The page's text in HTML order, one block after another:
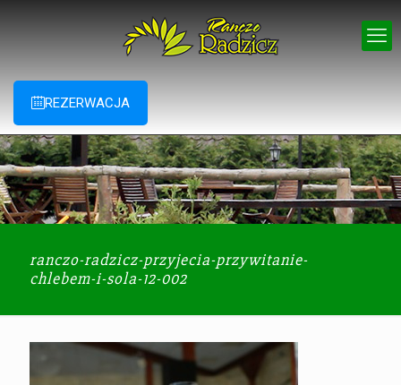
REZERWACJA
ranczo-radzicz-przyjecia-przywitanie-
chlebem-i-sola-12-002